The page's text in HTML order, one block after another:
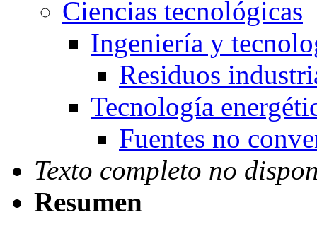
Ciencias tecnológicas
Ingeniería y
Residuos
Tecnología
Fuentes no
Texto completo no
Resumen